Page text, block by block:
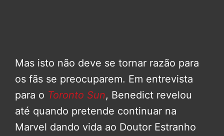
Mas isto não deve se tornar razão para
os fãs se preocuparem. Em entrevista
para o Toronto Sun, Benedict revelou
até quando pretende continuar na
Marvel dando vida ao Doutor Estranho